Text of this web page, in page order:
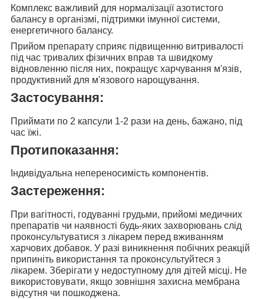
Комплекс важливий для нормалізаціїазотистого
балансу в організмі, підтримки імунної системи,
енергетичного балансу.
Прийом препарату сприяє підвищенню витривалості
під час тривалих фізичних вправ та швидкому
відновленню після них, покращує харчування м'язів,
продуктивний для м'язового нарощування.
Застосування:
Приймати по 2 капсули 1-2 рази на день, бажано, під
час їжі.
Протипоказання:
Індивідуальна непереносимість компонентів.
Застереження:
При вагітності, годуванні грудьми, прийомі медичних
препаратів чи наявності будь-яких захворювань слід
проконсультуватися з лікарем перед вживанням
харчових добавок. У разі виникнення побічних реакцій
припиніть використання та проконсультуйтеся з
лікарем. Зберігати у недоступному для дітей місці. Не
використовувати, якщо зовнішня захисна мембрана
відсутня чи пошкоджена.